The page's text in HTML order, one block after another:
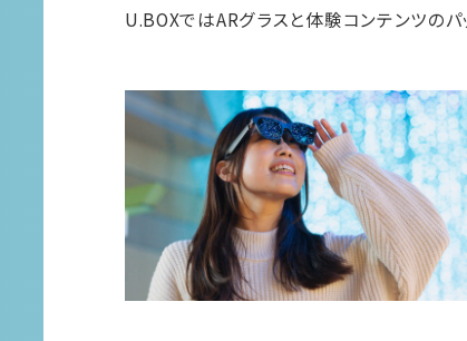
U.BOXではARグラスと体験コンテンツの